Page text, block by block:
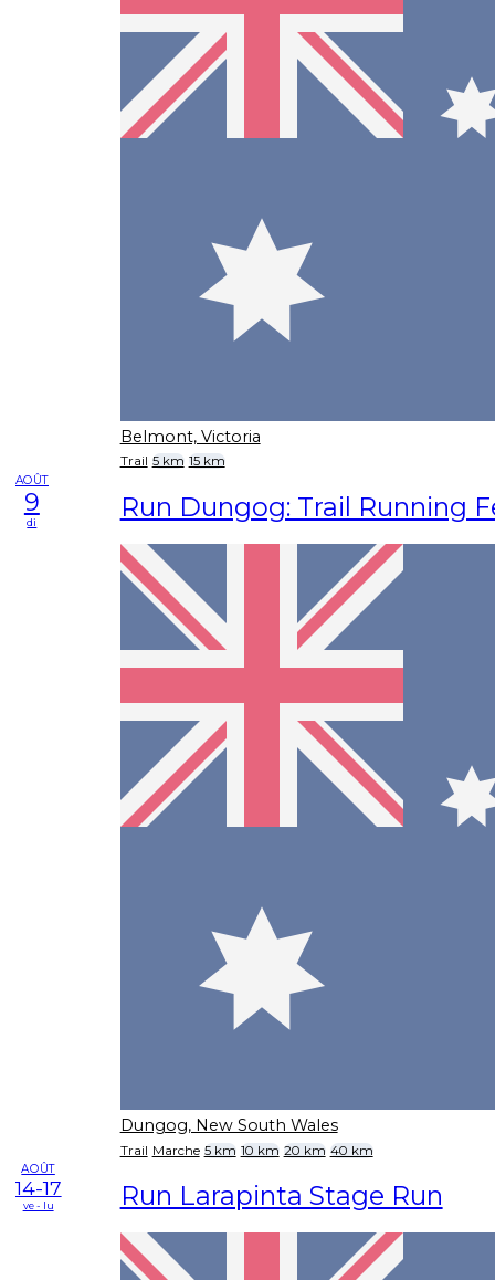
Belmont, Victoria
Trail 5 km 15 km
AOÛT
9
di Run Dungog: Trail Running
Dungog, New South Wales
Trail Marche 5 km 10 km 20 km 40 km
AOÛT
14-17
ve - lu Run Larapinta Stage Run